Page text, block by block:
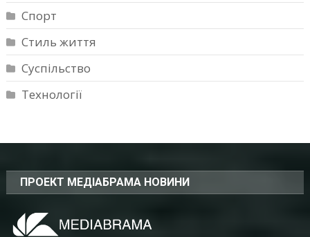
Спорт
Стиль життя
Суспільство
Технології
ПРОЕКТ МЕДІАБРАМА НОВИНИ